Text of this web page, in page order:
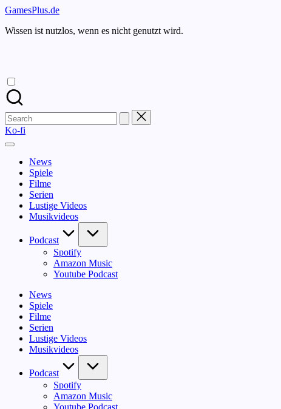
Skip
content
GamesPlus.de
Wissen ist nutzlos, wenn es nicht genutzt wird.
Search
for:
Ko-fi
News
Spiele
Filme
Serien
Lustige Videos
Musikvideos
Podcast
Spotify
Amazon Music
Youtube Podcast
News
Spiele
Filme
Serien
Lustige Videos
Musikvideos
Podcast
Spotify
Amazon Music
Youtube Podcast